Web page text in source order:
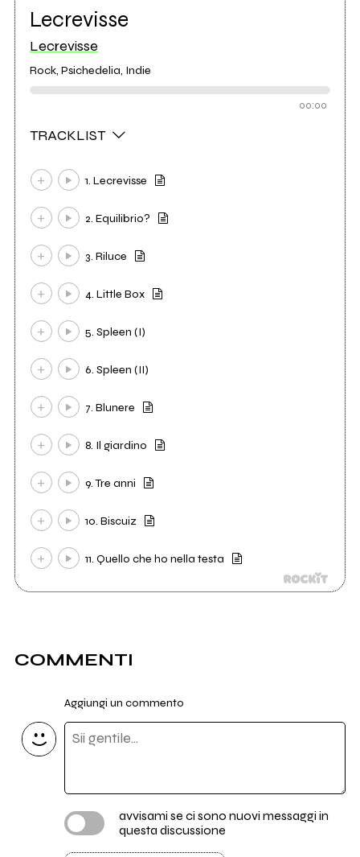
Lecrevisse
Lecrevisse
Rock, Psichedelia, Indie
00:00
TRACKLIST
1. Lecrevisse
2. Equilibrio?
3. Riluce
4. Little Box
5. Spleen (I)
6. Spleen (II)
7. Blunere
8. Il giardino
9. Tre anni
10. Biscuiz
11. Quello che ho nella testa
COMMENTI
Aggiungi un commento
avvisami se ci sono nuovi messaggi in
questa discussione